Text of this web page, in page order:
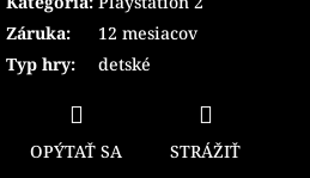
Záruka:
12 mesiacov
Typ hry: detské
OPÝTAŤ SA STRÁŽIŤ